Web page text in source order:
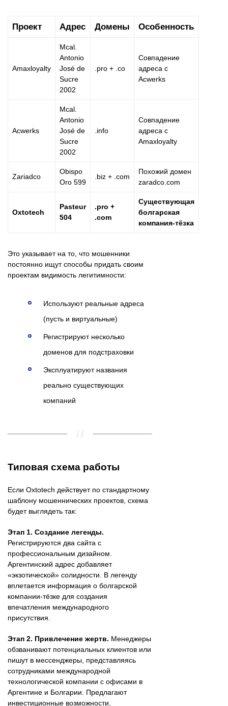
Проект Адрес Домены Особенность
Amaxloyalty
Mcal.
Antonio
José de
Sucre
2002
.pro + .co
Совпадение
адреса с
Acwerks
Acwerks
Mcal.
Antonio
José de
Sucre
2002
.info
Совпадение
адреса с
Amaxloyalty
Zariadco
Obispo
Oro 599
.biz + .com
Похожий домен
zaradco.com
Oxtotech
Pasteur
504
.pro +
.com
Существующая
болгарская
компания-тёзка
Это указывает на то, что мошенники
постоянно ищут способы придать своим
проектам видимость легитимности:
Используют реальные адреса
(пусть и виртуальные)
Регистрируют несколько
доменов для подстраховки
Эксплуатируют названия
реально существующих
компаний
Типовая схема работы
Если Oxtotech действует по стандартному
шаблону мошеннических проектов, схема
будет выглядеть так:
Этап 1. Создание легенды.
Регистрируются два сайта с
профессиональным дизайном.
Аргентинский адрес добавляет
«экзотической» солидности. В легенду
вплетается информация о болгарской
компании-тёзке для создания
впечатления международного
присутствия.
Этап 2. Привлечение жертв. Менеджеры
обзванивают потенциальных клиентов или
пишут в мессенджеры, представляясь
сотрудниками международной
технологической компании с офисами в
Аргентине и Болгарии. Предлагают
инвестиционные возможности,